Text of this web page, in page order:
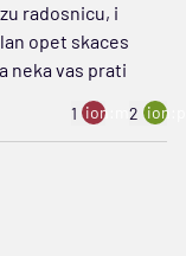
radosnicu, i
opet skaces
neka vas prati
1 ion:minus
2